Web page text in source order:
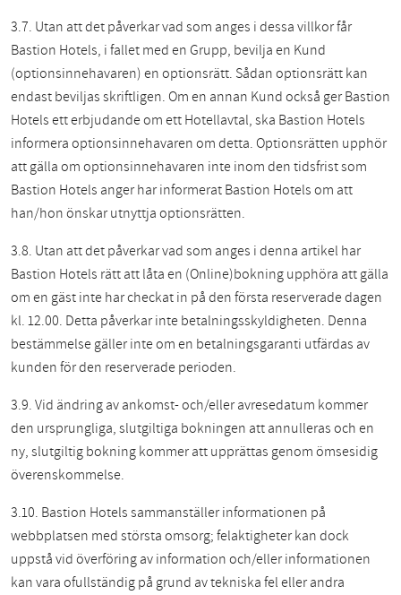
3.7. Utan att det påverkar vad som anges i dessa villkor får
Bastion Hotels, i fallet med en Grupp, bevilja en Kund
(optionsinnehavaren) en optionsrätt. Sådan optionsrätt kan
endast beviljas skriftligen. Om en annan Kund också ger Bastion
Hotels ett erbjudande om ett Hotellavtal, ska Bastion Hotels
informera optionsinnehavaren om detta. Optionsrätten upphör
att gälla om optionsinnehavaren inte inom den tidsfrist som
Bastion Hotels anger har informerat Bastion Hotels om att
han/hon önskar utnyttja optionsrätten.
3.8. Utan att det påverkar vad som anges i denna artikel har
Bastion Hotels rätt att låta en (Online)bokning upphöra att gälla
om en gäst inte har checkat in på den första reserverade dagen
kl. 12.00. Detta påverkar inte betalningsskyldigheten. Denna
bestämmelse gäller inte om en betalningsgaranti utfärdas av
kunden för den reserverade perioden.
3.9. Vid ändring av ankomst- och/eller avresedatum kommer
den ursprungliga, slutgiltiga bokningen att annulleras och en
ny, slutgiltig bokning kommer att upprättas genom ömsesidig
överenskommelse.
3.10. Bastion Hotels sammanställer informationen på
webbplatsen med största omsorg; felaktigheter kan dock
uppstå vid överföring av information och/eller informationen
kan vara ofullständig på grund av tekniska fel eller andra